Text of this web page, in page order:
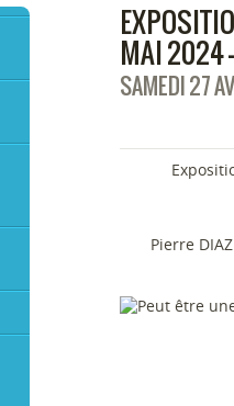
MAI 2024
SAMEDI 27
Pierre